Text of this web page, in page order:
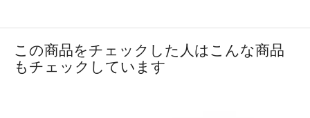
この商品をチェックした人はこんな商品
もチェックしています